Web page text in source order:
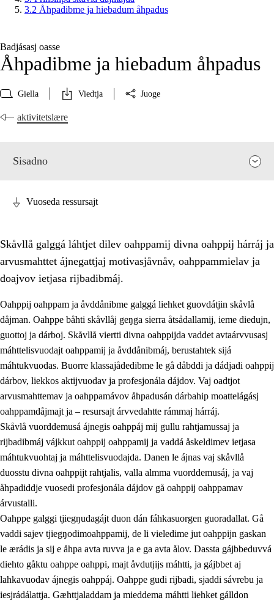
3.2 Åhpadibme ja hiebadum åhpadus
Badjásasj oasse
Åhpadibme ja hiebadum åhpadus
Giella Viedtja Juoge
aktivitetslære
Sisadno
3. Prinsihpa skåvlå dåjmajda
3.1 Sebrudahtte oahppambirás
3.2 Åhpadibme ja hiebadum åhpadus
3.3 Aktisasjbarggo sijda ja skåvlå gaskan
3.4 Åhpadus åhpadusvidnudagán ja barggoiellemin
3.5 Profesjåvnåaktisasjvuohta ja skåvllååvddånibme
Vuoseda ressursajt
Skåvllå galggá láhtjet dilev oahppamij divna oahppij hárráj ja
arvusmahttet ájnegattjaj motivasjåvnåv, oahppammielav ja
doajvov ietjasa rijbadibmáj.
Oahppij oahppam ja åvddånibme galggá liehket guovdátjin skåvlå
dåjman. Oahppe båhti skåvllåj geŋga sierra åtsådallamij, ieme diedujn,
guottoj ja dárboj. Skåvllå viertti divna oahppijda vaddet avtaárvvusasj
máhttelisvuodajt oahppamij ja åvddånibmáj, berustahtek sijá
máhtukvuodas. Buorre klassajådedibme le gå dåbddi ja dádjadi oahppij
dárbov, liekkos aktijvuodav ja profesjonála dájdov. Vaj oadtjot
arvusmahttemav ja oahppamávov åhpadusán dárbahip moattelágásj
oahppamdåjmajt ja – resursajt árvvedahtte rámmaj hárráj.
Skåvlå vuorddemusá ájnegis oahppáj mij gullu rahtjamussaj ja
rijbadibmáj vájkkut oahppij oahppamij ja vaddá åskeldimev ietjasa
máhtukvuohtaj ja máhttelisvuodajda. Danen le ájnas vaj skåvllå
duosstu divna oahppijt rahtjalis, valla almma vuorddemusáj, ja vaj
åhpadiddje vuosedi profesjonála dájdov gå oahppij oahppamav
árvustalli.
Oahppe galggi tjiegŋudagájt duon dán fáhkasuorgen guoradallat. Gå
vaddi sajev tjiegŋodimoahppamij, de li vieledime jut oahppijn gaskan
le ærádis ja sij e åhpa avta ruvva ja e ga avta ålov. Dassta gájbbeduvvá
diehto gåktu oahppe oahppi, majt åvdutjijs máhtti, ja gájbbet aj
lahkavuodav ájnegis oahppáj. Oahppe gudi rijbadi, sjaddi sávrebu ja
iesjrádálattja. Gæhttjaladdam ja mieddema máhtti liehket gálldon